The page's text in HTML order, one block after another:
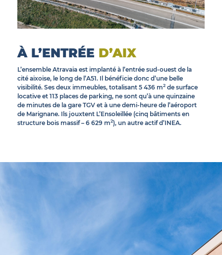
À L’ENTRÉE D’AIX
L’ensemble Atravaia est implanté à l’entrée sud-ouest de la
cité aixoise, le long de l’A51. Il bénéficie donc d’une belle
visibilité. Ses deux immeubles, totalisant 5 436 m2 de surface
locative et 113 places de parking, ne sont qu’à une quinzaine
de minutes de la gare TGV et à une demi-heure de l’aéroport
de Marignane. Ils jouxtent L’Ensoleillée (cinq bâtiments en
structure bois massif – 6 629 m2), un autre actif d’INEA.